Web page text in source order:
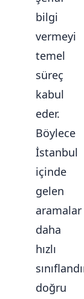
bilgi
vermeyi
temel
süreç
kabul
eder.
Böylece
İstanbul
içinde
gelen
aramalar
daha
hızlı
doğru